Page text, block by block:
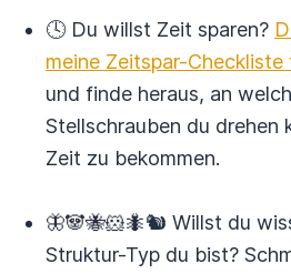
🕓 Du willst Zeit sparen?
meine Zeitspar-
und finde heraus, an
Stellschrauben du drehen
Zeit zu bekommen.
🦋🐼🐝🐹🐜🐿 Willst du
Struktur-Typ du bist?